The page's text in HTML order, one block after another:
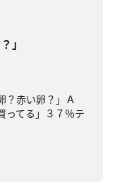
」
？赤い卵？」Ａ
ってる」３７％テ